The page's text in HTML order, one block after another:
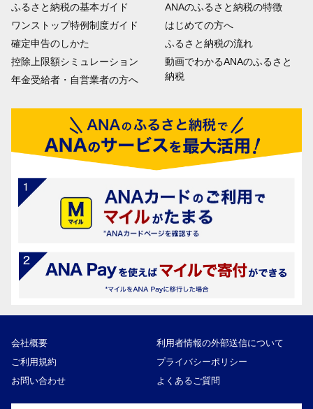
ふるさと納税の基本ガイド
ワンストップ特例制度ガイド
確定申告のしかた
控除上限額シミュレーション
年金受給者・自営業者の方へ
ANAのふるさと納税の特徴
はじめての方へ
ふるさと納税の流れ
動画でわかるANAのふるさと
納税
会社概要
利用者情報の外部送信について
ご利用規約
プライバシーポリシー
お問い合わせ
よくあるご質問